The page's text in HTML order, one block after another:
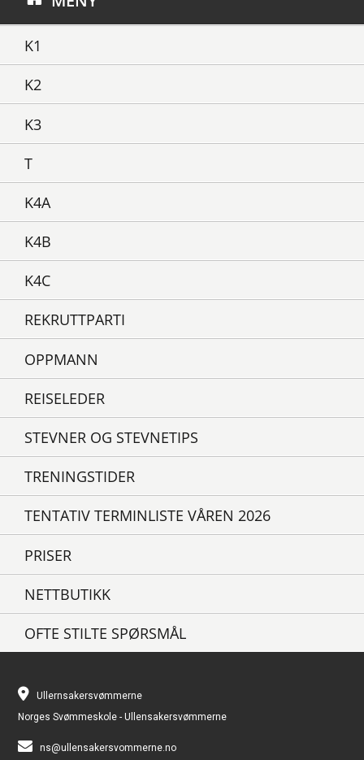
K1
K2
K3
T
K4A
K4B
K4C
REKRUTTPARTI
OPPMANN
REISELEDER
STEVNER OG STEVNETIPS
TRENINGSTIDER
TENTATIV TERMINLISTE VÅREN 2026
PRISER
NETTBUTIKK
OFTE STILTE SPØRSMÅL
Ullernsakersvømmerne
Norges Svømmeskole - Ullensakersvømmerne
ns@ullensakersvommerne.no